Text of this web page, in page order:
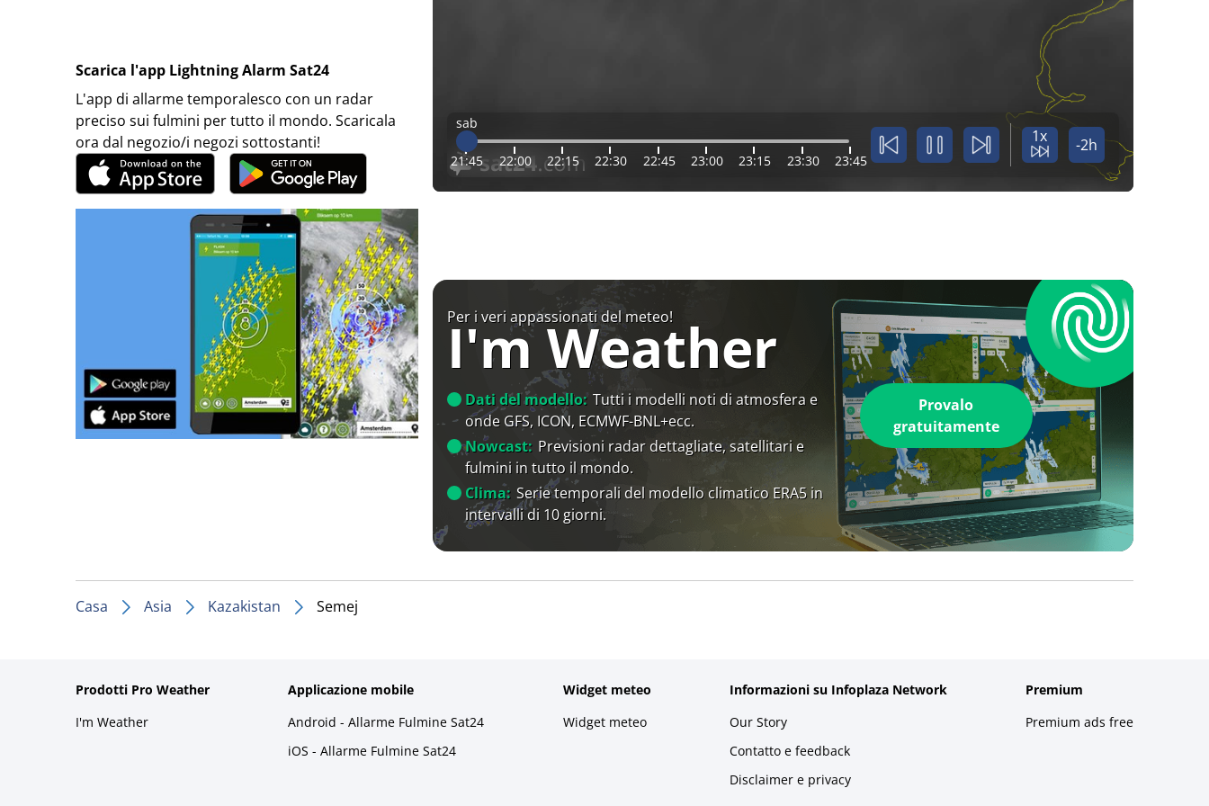
Scarica l'app Lightning Alarm Sat24
L'app di allarme temporalesco con un radar
preciso sui fulmini per tutto il mondo. Scaricala
ora dal negozio/i negozi sottostanti!
sab
21:45 22:00 22:15 22:30 22:45 23:00 23:15 23:30 23:45
1x -2h
Per i veri appassionati del meteo!
I'm Weather
Dati del modello: Tutti i modelli noti di atmosfera e
onde GFS, ICON, ECMWF-BNL+ecc.
Nowcast: Previsioni radar dettagliate, satellitari e
fulmini in tutto il mondo.
Clima: Serie temporali del modello climatico ERA5 in
intervalli di 10 giorni.
Provalo
gratuitamente
Casa Asia Kazakistan Semej
Prodotti Pro Weather
I'm Weather
Applicazione mobile
Android - Allarme Fulmine Sat24
iOS - Allarme Fulmine Sat24
Widget meteo
Widget meteo
Informazioni su Infoplaza Network
Our Story
Contatto e feedback
Disclaimer e privacy
Premium
Premium ads free